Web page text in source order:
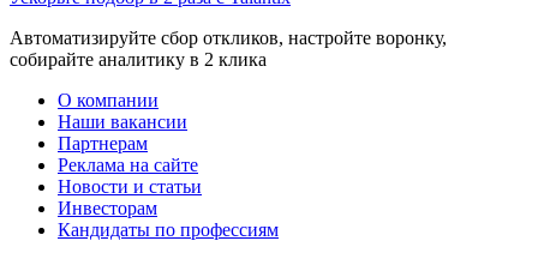
Автоматизируйте сбор откликов, настройте воронку,
собирайте аналитику в 2 клика
О компании
Наши вакансии
Партнерам
Реклама на сайте
Новости и статьи
Инвесторам
Кандидаты по профессиям